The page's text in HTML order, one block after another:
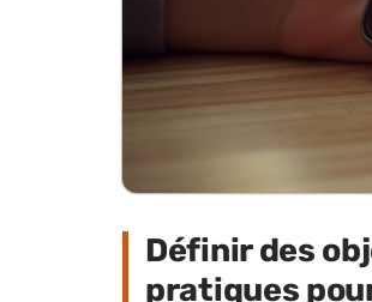
Définir des
pratiques